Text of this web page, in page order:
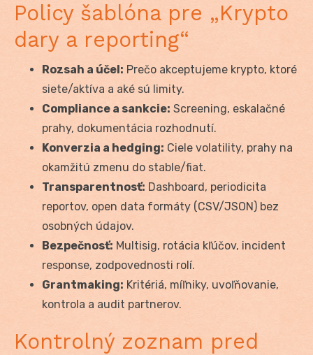
Policy šablóna pre „Krypto
dary a reporting“
Rozsah a účel: Prečo akceptujeme krypto, ktoré
siete/aktíva a aké sú limity.
Compliance a sankcie: Screening, eskalačné
prahy, dokumentácia rozhodnutí.
Konverzia a hedging: Ciele volatility, prahy na
okamžitú zmenu do stable/fiat.
Transparentnosť: Dashboard, periodicita
reportov, open data formáty (CSV/JSON) bez
osobných údajov.
Bezpečnosť: Multisig, rotácia kľúčov, incident
response, zodpovednosti rolí.
Grantmaking: Kritériá, míľniky, uvoľňovanie,
kontrola a audit partnerov.
Kontrolný zoznam pred